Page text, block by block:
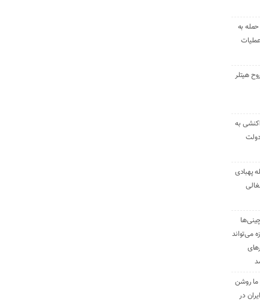
حمله به
هیتلر
به
دولت
پهبادی
می‌تواند
ما روشن
در